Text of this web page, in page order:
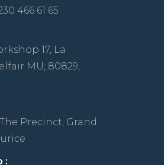
466 61 65
17, La
MU, 80829,
Precinct, Grand
: